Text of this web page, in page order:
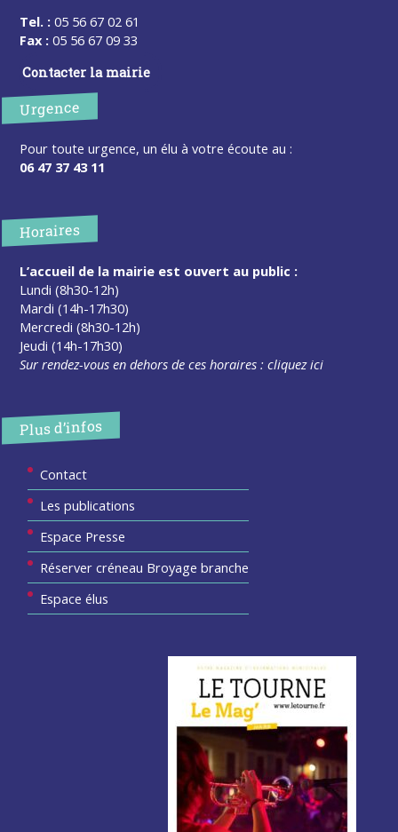
Tel. : 05 56 67 02 61
Fax : 05 56 67 09 33
Contacter la mairie
Urgence
Pour toute urgence, un élu à votre écoute au :
06 47 37 43 11
Horaires
L’accueil de la mairie est ouvert au public :
Lundi (8h30-12h)
Mardi (14h-17h30)
Mercredi (8h30-12h)
Jeudi (14h-17h30)
Sur rendez-vous en dehors de ces horaires :cliquez ici
Plus d’infos
Contact
Les publications
Espace Presse
Réserver créneau Broyage branche
Espace élus